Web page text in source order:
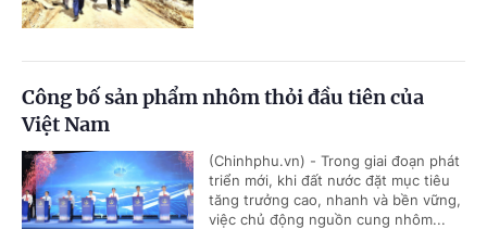
Công bố sản phẩm nhôm thỏi đầu tiên của
Việt Nam
(Chinhphu.vn) - Trong giai đoạn phát
triển mới, khi đất nước đặt mục tiêu
tăng trưởng cao, nhanh và bền vững,
việc chủ động nguồn cung nhôm...